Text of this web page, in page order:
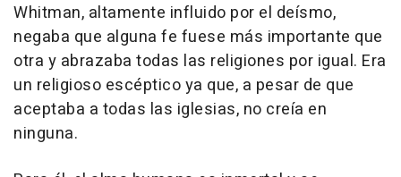
Whitman, altamente influido por el deísmo,
negaba que alguna fe fuese más importante que
otra y abrazaba todas las religiones por igual. Era
un religioso escéptico ya que, a pesar de que
aceptaba a todas las iglesias, no creía en
ninguna.